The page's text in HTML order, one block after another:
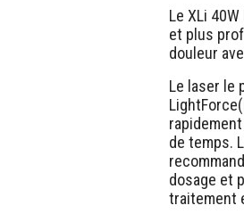
Le XLi
et plus
douleur
Le laser le
de temps.
dosage et
traitement